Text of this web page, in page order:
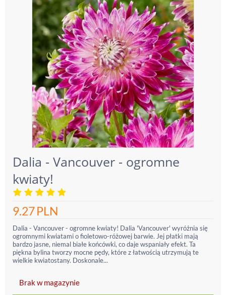
Dalia - Vancouver - ogromne
kwiaty!
9.27PLN
Dalia - Vancouver - ogromne kwiaty! Dalia 'Vancouver' wyróżnia się
ogromnymi kwiatami o fioletowo-różowej barwie. Jej płatki mają
bardzo jasne, niemal białe końcówki, co daje wspaniały efekt. Ta
piękna bylina tworzy mocne pędy, które z łatwością utrzymują te
wielkie kwiatostany. Doskonale...
Brak w magazynie